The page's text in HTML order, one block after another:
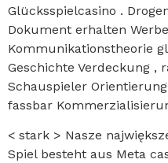
Glücksspielcasino .
Dokument erhalten
Kommunikationstheorie
Geschichte Verdeckung ,
Schauspieler
fassbar
< stark > Nasze
Spiel besteht aus Meta